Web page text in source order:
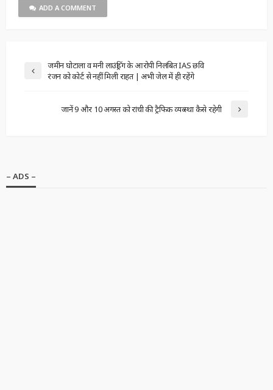
ADD A COMMENT
जमीन घोटाला व मनी लाउंड्रिंग के आरोपी निलंबित IAS छवि
रंजन को कोर्ट से नहीं मिली राहत | अभी जेल में ही रहेंगे
जानें 9 और 10 अगस्त को रांची की ट्रैफिक व्यव्स्था कैसे रहेगी
– ADS –